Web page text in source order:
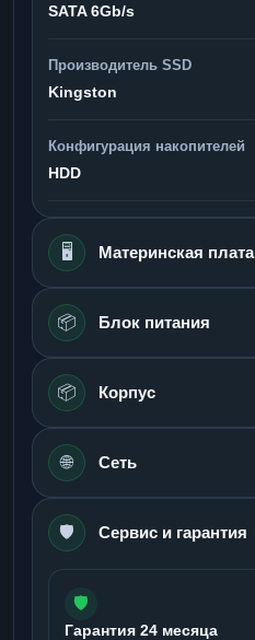
SATA 6Gb/s
Производитель SSD
Kingston
Конфигурация накопителей
HDD
🖥️ Материнская плата
📦 Блок питания
📦 Корпус
🌐 Сеть
🛡️ Сервис и гарантия
🛡️
Гарантия 24 месяца